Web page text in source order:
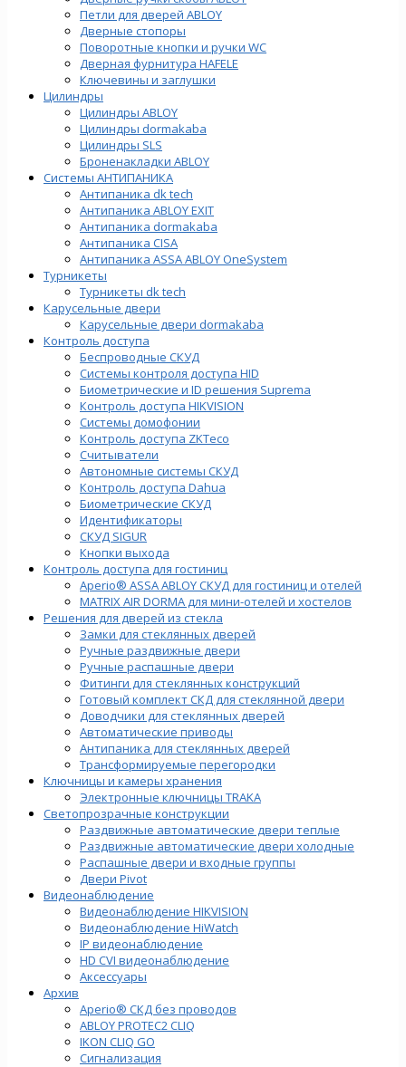
Петли для дверей ABLOY
Дверные стопоры
Поворотные кнопки и ручки WC
Дверная фурнитура HAFELE
Ключевины и заглушки
Цилиндры
Цилиндры ABLOY
Цилиндры dormakaba
Цилиндры SLS
Броненакладки ABLOY
Системы АНТИПАНИКА
Антипаника dk tech
Антипаника ABLOY EXIT
Антипаника dormakaba
Антипаника СISA
Антипаника ASSA ABLOY OneSystem
Турникеты
Турникеты dk tech
Карусельные двери
Карусельные двери dormakaba
Контроль доступа
Беспроводные СКУД
Системы контроля доступа HID
Биометрические и ID решения Suprema
Контроль доступа HIKVISION
Системы домофонии
Контроль доступа ZKTeco
Считыватели
Автономные системы СКУД
Контроль доступа Dahua
Биометрические СКУД
Идентификаторы
СКУД SIGUR
Кнопки выхода
Контроль доступа для гостиниц
Aperio® ASSA ABLOY СКУД для гостиниц и отелей
MATRIX AIR DORMA для мини-отелей и хостелов
Решения для дверей из стекла
Замки для стеклянных дверей
Ручные раздвижные двери
Ручные распашные двери
Фитинги для стеклянных конструкций
Готовый комплект СКД для стеклянной двери
Доводчики для стеклянных дверей
Автоматические приводы
Антипаника для стеклянных дверей
Трансформируемые перегородки
Ключницы и камеры хранения
Электронные ключницы TRAKA
Светопрозрачные конструкции
Раздвижные автоматические двери теплые
Раздвижные автоматические двери холодные
Распашные двери и входные группы
Двери Pivot
Видеонаблюдение
Видеонаблюдение HIKVISION
Видеонаблюдение HiWatch
IP видеонаблюдение
HD CVI видеонаблюдение
Аксессуары
Архив
Aperio® СКД без проводов
ABLOY PROTEC2 CLIQ
IKON CLIQ GO
Сигнализация